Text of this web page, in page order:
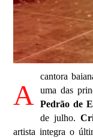
A
cantora
uma das
Pedrão de
de julho.
artista integra o